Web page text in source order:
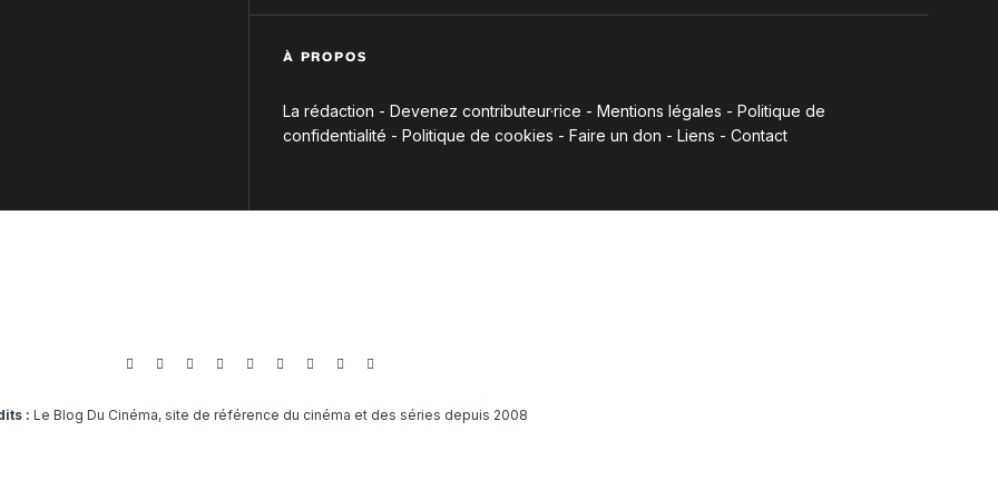
À PROPOS
La rédaction - Devenez contributeur·rice - Mentions légales - Politique de
confidentialité - Politique de cookies - Faire un don - Liens - Contact
: Le Blog Du Cinéma, site de référence du cinéma et des séries depuis 2008